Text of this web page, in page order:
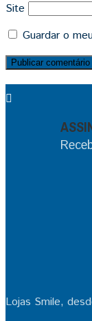
Site
Guardar o
Lojas Smile,